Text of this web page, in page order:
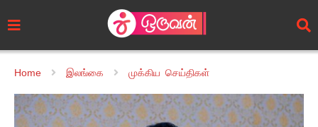
Home இலங்கை முக்கிய செய்திகள்